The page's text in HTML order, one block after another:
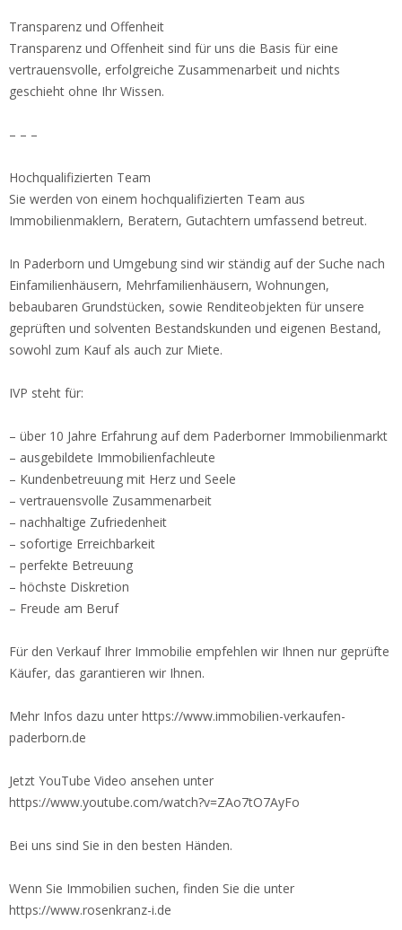
Transparenz und Offenheit
Transparenz und Offenheit sind für uns die Basis für eine
vertrauensvolle, erfolgreiche Zusammenarbeit und nichts
geschieht ohne Ihr Wissen.
– – –
Hochqualifizierten Team
Sie werden von einem hochqualifizierten Team aus
Immobilienmaklern, Beratern, Gutachtern umfassend betreut.
In Paderborn und Umgebung sind wir ständig auf der Suche nach
Einfamilienhäusern, Mehrfamilienhäusern, Wohnungen,
bebaubaren Grundstücken, sowie Renditeobjekten für unsere
geprüften und solventen Bestandskunden und eigenen Bestand,
sowohl zum Kauf als auch zur Miete.
IVP steht für:
– über 10 Jahre Erfahrung auf dem Paderborner Immobilienmarkt
– ausgebildete Immobilienfachleute
– Kundenbetreuung mit Herz und Seele
– vertrauensvolle Zusammenarbeit
– nachhaltige Zufriedenheit
– sofortige Erreichbarkeit
– perfekte Betreuung
– höchste Diskretion
– Freude am Beruf
Für den Verkauf Ihrer Immobilie empfehlen wir Ihnen nur geprüfte
Käufer, das garantieren wir Ihnen.
Mehr Infos dazu unter https://www.immobilien-verkaufen-
paderborn.de
Jetzt YouTube Video ansehen unter
https://www.youtube.com/watch?v=ZAo7tO7AyFo
Bei uns sind Sie in den besten Händen.
Wenn Sie Immobilien suchen, finden Sie die unter
https://www.rosenkranz-i.de